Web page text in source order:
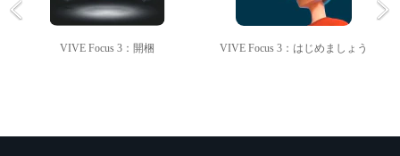
VIVE Focus 3：開梱 VIVE Focus 3：はじめましょう